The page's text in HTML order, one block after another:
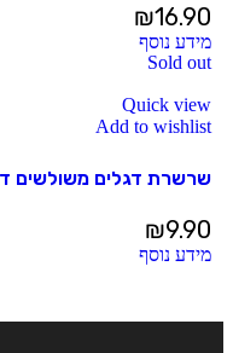
₪16.90
מידע נוסף
Sold out
Quick view
Add to wishlist
שרשרת דגלים משולשים
₪9.90
מידע נוסף